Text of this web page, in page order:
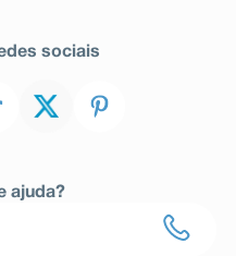
sociais
ajuda?